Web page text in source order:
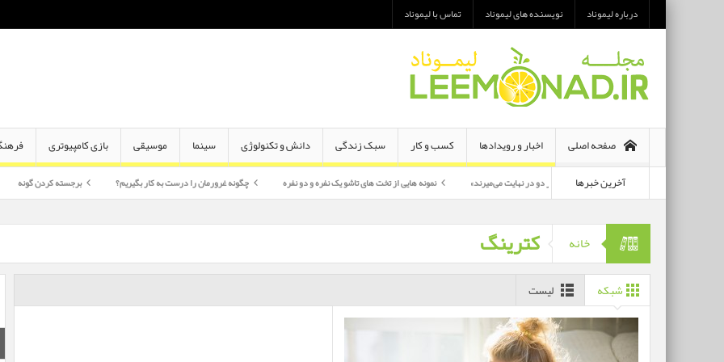
درباره لیموناد نویسنده های لیموناد تماس با لیموناد
صفحه اصلی اخبار و رویدادها کسب و کار سبک زندگی دانش و تکنولوژی سینما موسیقی بازی کامپیوتری
آخرین خبرها
معرفی رمان «هر دو در نهایت می‌میرند» نمونه هایی از تخت های تاشو یک نفره و دو نفره چگونه غرورمان را درست به کار بگیریم؟ برجسته کردن گونه اختلاف
خانه کترینگ
شبکه لیست